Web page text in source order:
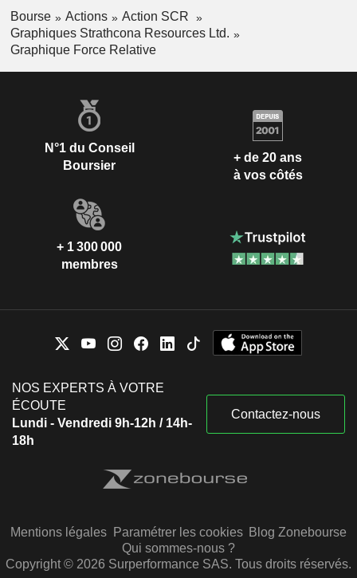
Bourse Actions
Action SCR
Graphiques Strathcona Resources Ltd.
Graphique Force Relative
N°1 du Conseil
Boursier
+ de 20 ans
à vos côtés
+ 1 300 000
membres
NOS EXPERTS À VOTRE
ÉCOUTE
Lundi - Vendredi 9h-12h / 14h-
18h
Contactez-nous
Mentions légales Paramétrer les cookies Blog Zonebourse
Qui sommes-nous ?
Copyright © 2026 Surperformance SAS. Tous droits réservés.